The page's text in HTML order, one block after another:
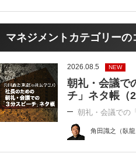
マネジメントカテゴリーの
2026.08.5 NEW
朝礼・会議で
チ」ネタ帳（
朝礼・会議での
角田識之（臥